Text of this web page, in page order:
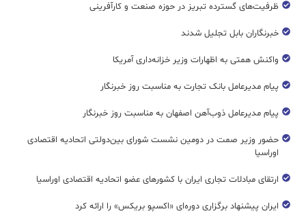
ظرفیت‌های گسترده‌ تبریز در حوزه صنعت و کارآفرینی
خبرنگاران بابل تجلیل شدند
واکنش همتی به اظهارات وزیر خزانه‌داری آمریکا
پیام مدیرعامل بانک تجارت به مناسبت روز خبرنگار
پیام مدیرعامل ذوب‌آهن اصفهان به مناسبت روز خبرنگار
حضور وزیر صمت در دومین نشست شورای بین‌دولتی اتحادیه اقتصادی
اوراسیا
ارتقای مبادلات تجاری ایران با کشورهای عضو اتحادیه اقتصادی اوراسیا
ایران پیشنهاد برگزاری دوره‌ای «اکسپو بریکس» را ارائه کرد